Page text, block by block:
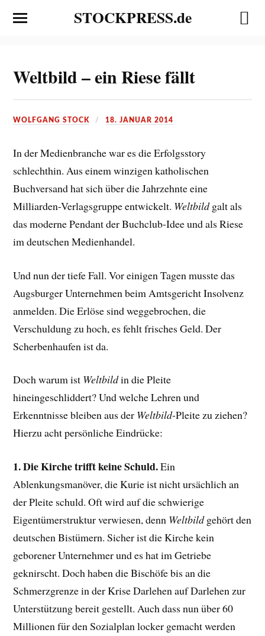
STOCKPRESS.de
Weltbild – ein Riese fällt
WOLFGANG STOCK 18. JANUAR 2014
In der Medienbranche war es die Erfolgsstory
schlechthin. Aus einem winzigen katholischen
Buchversand hat sich über die Jahrzehnte eine
Milliarden-Verlagsgruppe entwickelt. Weltbildgalt als
das moderne Pendant der Buchclub-Idee und als Riese
im deutschen Medienhandel.
Und nun der tiefe Fall. Vor einigen Tagen musste das
Augsburger Unternehmen beim Amtsgericht Insolvenz
anmelden. Die Erlöse sind weggebrochen, die
Verschuldung zu hoch, es fehlt frisches Geld. Der
Scherbenhaufen ist da.
Doch warum ist Weltbildin die Pleite
hineingeschliddert? Und welche Lehren und
Erkenntnisse bleiben aus der Weltbild-Pleite zu ziehen?
Hierzu acht persönliche Eindrücke:
1. Die Kirche trifft keine Schuld.Ein
Ablenkungsmanöver, die Kurie ist nicht ursächlich an
der Pleite schuld. Oft wird auf die schwierige
Eigentümerstruktur verwiesen, denn Weltbildgehört den
deutschen Bistümern. Sicher ist die Kirche kein
geborener Unternehmer und es hat im Getriebe
geknirscht. Doch haben die Bischöfe bis an die
Schmerzgrenze in der Krise Darlehen auf Darlehen zur
Unterstützung bereit gestellt. Auch dass nun über 60
Millionen für den Sozialplan locker gemacht werden